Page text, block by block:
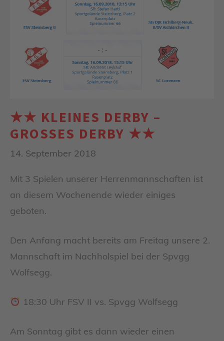
★★ KLEINES DERBY –
GROSSES DERBY ★★
14. September 2018
Mit 3 Spielen unserer Herrenmannschaften ist
an diesem Wochenende wieder einiges
geboten.
Den Anfang macht bereits am Freitag unsere 2.
Mannschaft im Nachholspiel bei der Spvgg
Wolfsegg.
18:30 Uhr FSV II vs. Spvgg Wolfsegg
Am Sonntag gibt es dann wieder einen